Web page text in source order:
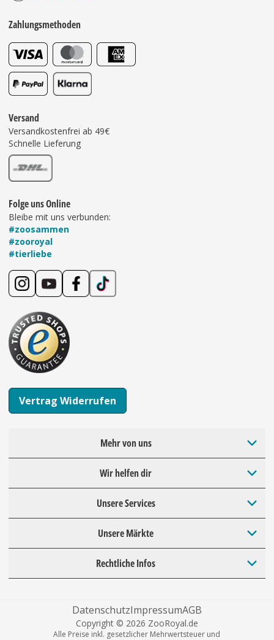
Zahlungsmethoden
Versand
Versandkostenfrei ab 49€
Schnelle Lieferung
Folge uns Online
Bleibe mit uns verbunden:
#zoosammen
#zooroyal
#tierliebe
Vertrag Widerrufen
Mehr von uns
Wir helfen dir
Unsere Services
Unsere Märkte
Rechtliche Infos
DatenschutzImpressumAGB
Copyright © 2026 ZooRoyal.de
Alle Preise inkl. gesetzlicher Mehrwertsteuer und